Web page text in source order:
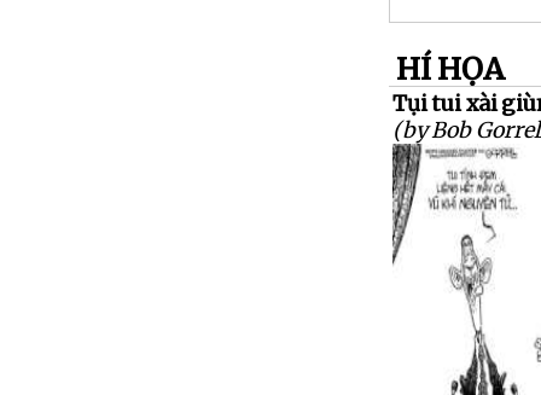
HÍ HỌA
Tụi tui xài
(by Bob